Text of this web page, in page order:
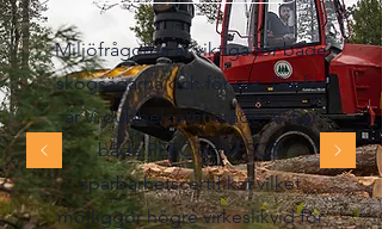
Miljöfrågorna är viktiga för både
skogsägarna och för oss. Därför
är vi dubbelcertifierade. Vi har
både PEFC och FSC®
spårbarhetscertifikat vilket
möjliggör högre virkeslikvid för